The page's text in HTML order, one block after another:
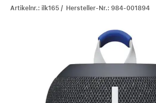
Artikelnr.: ilk165 / Hersteller-Nr.: 984-001894